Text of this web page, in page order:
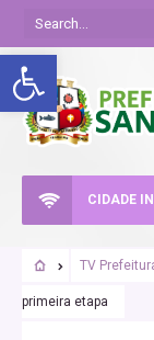
Abrir a barra de
CIDADE
TV
primeira etapa